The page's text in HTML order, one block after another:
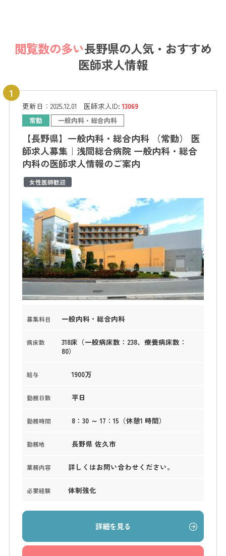
閲覧数の多い長野県の人気・おすすめ
医師求人情報
更新日： 2025.12.01 医師求人ID:13069
常勤 一般内科・総合内科
【長野県】一般内科・総合内科 （常勤） 医
師求人募集｜浅間総合病院 一般内科・総合
内科の医師求人情報のご案内
女性医師歓迎
募集科目 一般内科・総合内科
病床数
318床（一般病床数：238、療養病床数：
80）
給与 1900万
勤務日数 平日
勤務時間 8：30 ～ 17：15（休憩1 時間）
勤務地 長野県 佐久市
業務内容 詳しくはお問い合わせください。
必要経験 体制強化
詳細を見る